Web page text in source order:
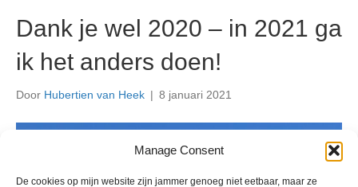
Manage Consent
De cookies op mijn website zijn jammer genoeg niet eetbaar, maar ze
Dank je wel 2020 – in 2021 ga
ik het anders doen!
Door Hubertien van Heek | 8 januari 2021